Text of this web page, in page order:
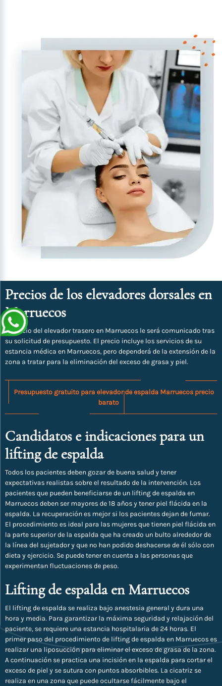
Precios de los elevadores dorsales en
Marruecos
El precio del elevador trasero en Marruecos le será comunicado tras
su solicitud de presupuesto. El precio incluye los servicios de su
estancia médica en Marruecos, pero dependerá de la extensión de la
zona a tratar para la eliminación del exceso de grasa y piel.
Presupuesto gratuito para elevador de espalda Marruecos precio
barato
Candidatos e indicaciones para un
lifting de espalda
Todos los pacientes deben gozar de buena salud y tener
expectativas realistas sobre el resultado de la intervención. Los
pacientes que pueden beneficiarse de un lifting de espalda en
Marruecos deben ser mayores de 18 años y tener piel flácida en la
espalda. La recuperación es mejor si los pacientes dejan de fumar.
El procedimiento es ideal para las mujeres que tienen piel flácida en
la parte superior de la espalda que ha creado un bulto alrededor de
la línea del sujetador y que no han podido deshacerse de él sólo con
dieta y ejercicio. Se puede tener en cuenta a las personas que
experimentan fluctuaciones de peso.
Lifting de espalda en Marruecos
El lifting de espalda se realiza bajo anestesia general y dura una
hora y media. Para garantizar la máxima seguridad y relajación del
paciente, se requiere una estancia hospitalaria de 24 horas. El
primer paso del procedimiento de lifting de espalda en Marruecos es
realizar una liposucción para eliminar el exceso de grasa de la zona.
A continuación se practica una incisión en la espalda para cortar el
exceso de piel y se sutura con puntos absorbibles. La cicatriz se
realiza en una zona que puede ocultarse fácilmente bajo el